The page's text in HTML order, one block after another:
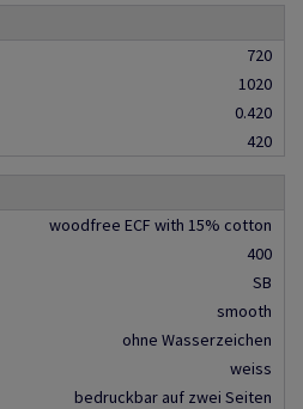
720
1020
0.420
420
woodfree ECF with 15% cotton
400
SB
smooth
ohne Wasserzeichen
weiss
bedruckbar auf zwei Seiten